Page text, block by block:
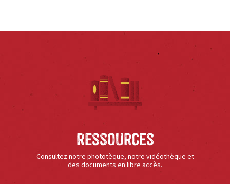
Ressources
Consultez notre phototèque, notre vidéothèque et
des documents en libre accès.